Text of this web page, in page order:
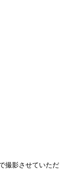
撮影させていただ